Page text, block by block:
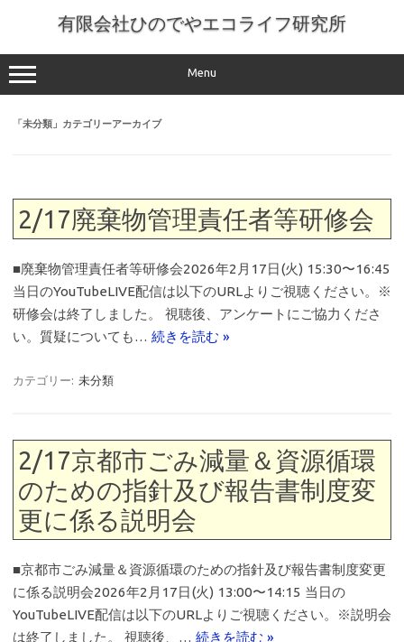
へ
ス
有限会社ひのでやエコライフ研究所
Menu
「未分類 」カテゴリーアーカイブ
2/17廃棄物管理責任者等研修会
■廃棄物管理責任者等研修会2026年2月17日(火) 15:30〜16:45
当日のYouTubeLIVE配信は以下のURLよりご視聴ください。※
研修会は終了しました。 視聴後、アンケートにご協力くださ
い。質疑についても… 続きを読む »
カテゴリー: 未分類
2/17京都市ごみ減量＆資源循環
のための指針及び報告書制度変
更に係る説明会
■京都市ごみ減量＆資源循環のための指針及び報告書制度変更
に係る説明会2026年2月17日(火) 13:00〜14:15 当日の
YouTubeLIVE配信は以下のURLよりご視聴ください。※説明会
は終了しました。 視聴後、… 続きを読む »